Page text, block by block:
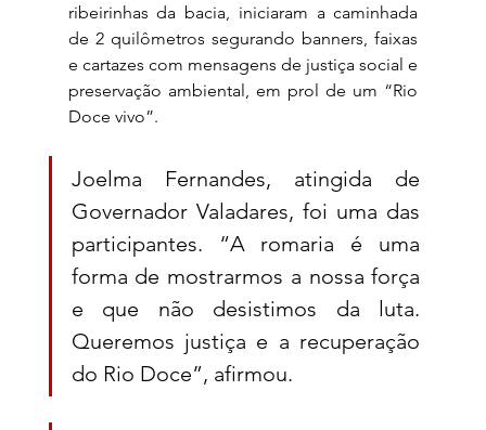
ribeirinhas da bacia, iniciaram a caminhada
de 2 quilômetros segurando banners, faixas
e cartazes com mensagens de justiça social e
preservação ambiental, em prol de um “Rio
Doce vivo”.
Joelma Fernandes, atingida de
Governador Valadares, foi uma das
participantes. “A romaria é uma
forma de mostrarmos a nossa força
e que não desistimos da luta.
Queremos justiça e a recuperação
do Rio Doce”, afirmou.